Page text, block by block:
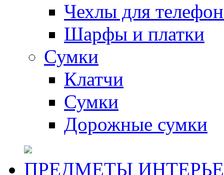
Чехлы для
Шарфы и платки
Сумки
Клатчи
Сумки
Дорожные сумки
ПРЕДМЕТЫ